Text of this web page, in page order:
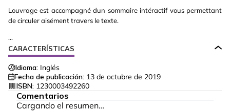
Louvrage est accompagné dun sommaire intéractif vous permettant
de circuler aisément travers le texte.
...
CARACTERÍSTICAS
Idioma: Inglés
Fecha de publicación: 13 de octubre de 2019
ISBN: 1230003492260
Comentarios
Cargando el resumen…